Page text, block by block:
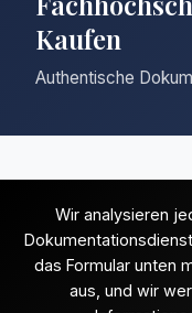
Kaufen
Authentische
Wir analysieren
das Formular unten
aus, und wir